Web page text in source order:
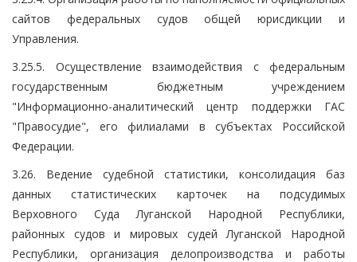
сайтов федеральных судов общей юрисдикции и
Управления.
3.25.5. Осуществление взаимодействия с федеральным
государственным бюджетным учреждением
"Информационно-аналитический центр поддержки ГАС
"Правосудие", его филиалами в субъектах Российской
Федерации.
3.26. Ведение судебной статистики, консолидация баз
данных статистических карточек на подсудимых
Верховного Суда Луганской Народной Республики,
районных судов и мировых судей Луганской Народной
Республики, организация делопроизводства и работы